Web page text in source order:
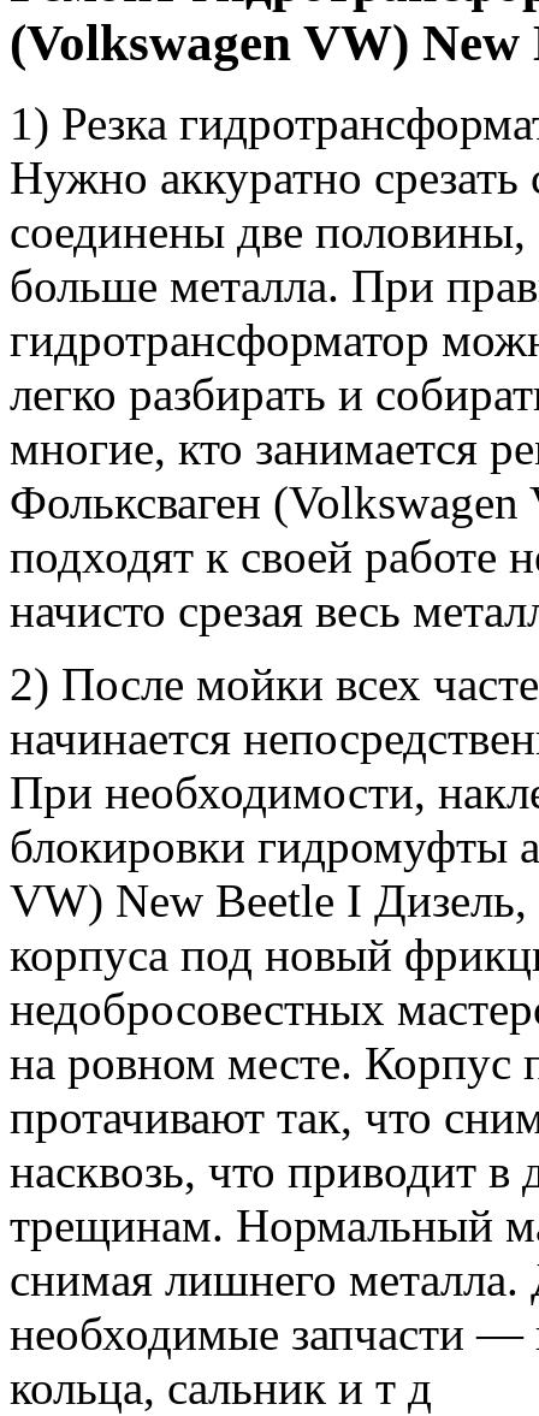
(Volkswagen VW) New
1) Резка
Нужно аккуратно
соединены две половины,
больше металла. При
гидротрансформатор
легко разбирать и
многие, кто занимается
Фольксваген
подходят к своей работе
начисто срезая весь
2) После мойки всех
начинается
При необходимости,
блокировки гидромуфты
VW) New Beetle I Дизель,
корпуса под новый
недобросовестных
на ровном месте.
протачивают так, что
насквозь, что приводит
трещинам. Нормальный
снимая лишнего металла.
необходимые запчасти
кольца, сальник и т д